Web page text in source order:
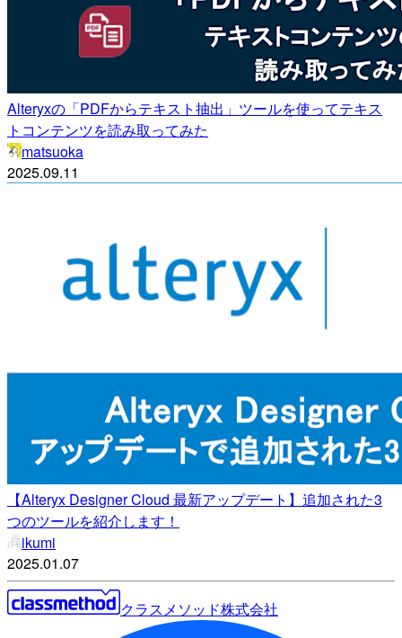
Alteryxの「PDFからテキスト抽出」ツールを使ってテキス
トコンテンツを読み取ってみた
matsuoka
2025.09.11
【Alteryx Designer Cloud 最新アップデート】追加された3
つのツールを紹介します！
ikumi
2025.01.07
クラスメソッド株式会社